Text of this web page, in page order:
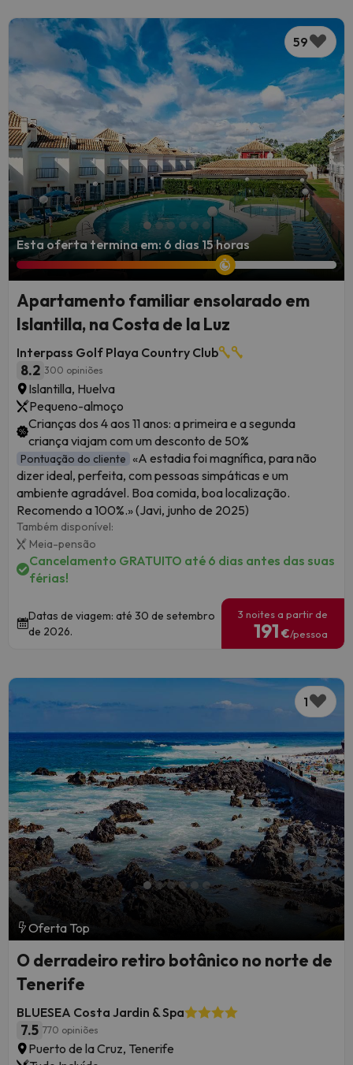
59
Esta oferta termina em: 6 dias 15 horas
Apartamento familiar ensolarado em
Islantilla, na Costa de la Luz
Interpass Golf Playa Country Club
8.2 300 opiniões
Islantilla, Huelva
Pequeno-almoço
Crianças dos 4 aos 11 anos: a primeira e a segunda
criança viajam com um desconto de 50%
Pontuação do cliente «A estadia foi magnífica, para não
dizer ideal, perfeita, com pessoas simpáticas e um
ambiente agradável. Boa comida, boa localização.
Recomendo a 100%.» (Javi, junho de 2025)
Também disponível:
Meia-pensão
Cancelamento GRATUITO até 6 dias antes das suas
férias!
Datas de viagem: até 30 de setembro
de 2026.
3 noites a partir de
191 €/pessoa
1
Oferta Top
O derradeiro retiro botânico no norte de
Tenerife
BLUESEA Costa Jardin & Spa
7.5 770 opiniões
Puerto de la Cruz, Tenerife